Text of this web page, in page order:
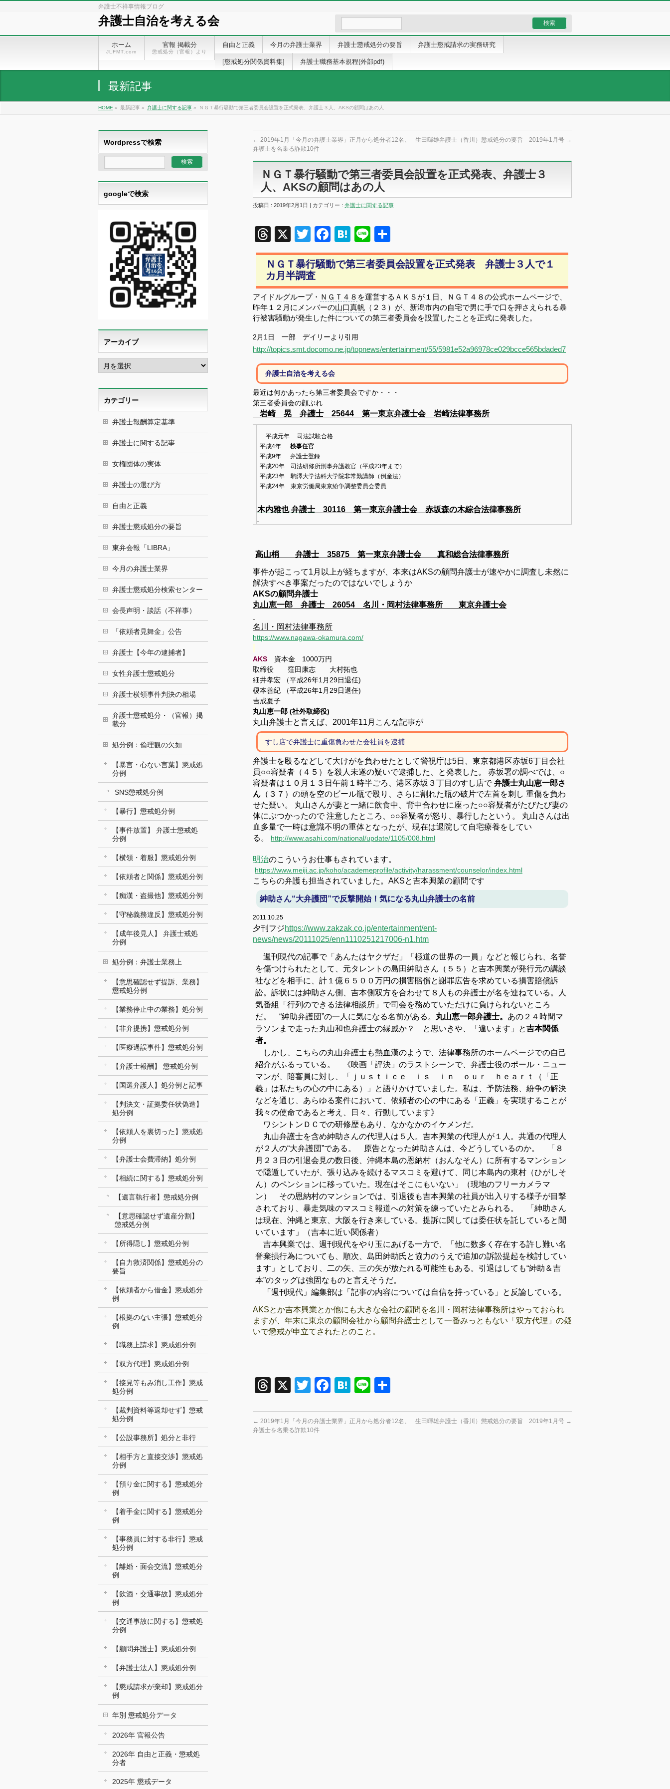
弁護士不祥事情報ブログ
弁護士自治を考える会
ホーム
JLFMT.com
官報 掲載分
懲戒処分（官報）より
自由と正義 今月の弁護士業界 弁護士懲戒処分の要旨 弁護士懲戒請求の実務研究
[懲戒処分関係資料集] 弁護士職務基本規程(外部pdf)
最新記事
HOME » 最新記事 » 弁護士に関する記事 » ＮＧＴ暴行騒動で第三者委員会設置を正式発表、弁護士３人、AKSの顧問はあの人
← 2019年1月「今月の弁護士業界」正月から処分者12名、
弁護士を名乗る詐欺10件
生田暉雄弁護士（香川）懲戒処分の要旨 2019年1月号 →
ＮＧＴ暴行騒動で第三者委員会設置を正式発表、弁護士３
人、AKSの顧問はあの人
投稿日 : 2019年2月1日 | カテゴリー : 弁護士に関する記事
Threads
X TwitterFacebook
Hatena
Line
有
ＮＧＴ暴行騒動で第三者委員会設置を正式発表 弁護士３人で１
カ月半調査
アイドルグループ・ ＮＧＴ４８ を運営するＡＫＳが１日、ＮＧＴ４８の公式ホームページで、
昨年１２月にメンバーの山口真帆 （２３）が、新潟市内の自宅で男に手で口を押さえられる暴
行被害騒動が発生した件についての第三者委員会を設置したことを正式に発表した。
2月1日 一部 デイリーより引用
http://topics.smt.docomo.ne.jp/topnews/entertainment/55/5981e52a96978ce029bcce565bdaded7
弁護士自治を考える会
最近は何かあったら第三者委員会ですか・・・
第三者委員会の顔ぶれ
岩崎 晃 弁護士 25644 第一東京弁護士会 岩崎法律事務所
平成元年
司法試験合格
平成4年
検事任官
平成9年
弁護士登録
平成20年 司法研修所刑事弁護教官（平成23年まで）
平成23年 駒澤大学法科大学院非常勤講師（倒産法）
平成24年 東京労働局東京紛争調整委員会委員
木内雅也 弁護士 30116 第一東京弁護士会 赤坂森の木綜合法律事務所
高山梢 弁護士 35875 第一東京弁護士会 真和総合法律事務所
事件が起こって1月以上が経ちますが、本来はAKSの顧問弁護士が速やかに調査し未然に
解決すべき事案だったのではないでしょうか
AKSの顧問弁護士
丸山恵一郎 弁護士 26054 名川・岡村法律事務所 東京弁護士会
名川・岡村法律事務所
https://www.nagawa-okamura.com/
AKS 資本金 1000万円
取締役 窪田康志 大村拓也
細井孝宏 （平成26年1月29日退任)
榎本善紀 （平成26年1月29日退任)
吉成夏子
丸山恵一郎 (社外取締役)
丸山弁護士と言えば、2001年11月こんな記事が
すし店で弁護士に重傷負わせた会社員を逮捕
弁護士を殴るなどして大けがを負わせたとして警視庁は5日、東京都港区赤坂6丁目会社
員○○容疑者（４５）を殺人未遂の疑いで逮捕した、と発表した。
赤坂署の調べでは、○
容疑者は１０月１３日午前１時半ごろ、港区赤坂３丁目のすし店で 弁護士丸山恵一郎さ
ん （３７）の頭を空のビール瓶で殴り、さらに割れた瓶の破片で左首を刺し 重傷を負わ
せた疑い。
丸山さんが妻と一緒に飲食中、背中合わせに座った○○容疑者がたびたび妻の
体にぶつかったので 注意したところ、○○容疑者が怒り、暴行したという。
丸山さんは出
血多量で一時は意識不明の重体となったが、現在は退院して自宅療養をしてい
る。
http://www.asahi.com/national/update/1105/008.html
明治のこういうお仕事もされています。
https://www.meiji.ac.jp/koho/academeprofile/activity/harassment/counselor/index.html
こちらの弁護も担当されていました。 AKSと吉本興業の顧問です
紳助さん“大弁護団”で反撃開始！気になる丸山弁護士の名前
2011.10.25
夕刊フジhttps://www.zakzak.co.jp/entertainment/ent-
news/news/20111025/enn1110251217006-n1.htm
週刊現代の記事で「あんたはヤクザだ」「極道の世界の一員」などと報じられ、名誉
を傷つけられたとして、元タレントの島田紳助さん（５５）と吉本興業が発行元の講談
社などを相手に、計１億６５００万円の損害賠償と謝罪広告を求めている損害賠償訴
訟。訴状には紳助さん側、吉本側双方を合わせて８人もの弁護士が名を連ねている。人
気番組「行列のできる法律相談所」で司会を務めていただけに負けられないところ
だ。 “紳助弁護団”の一人に気になる名前がある。 丸山恵一郎弁護士。 あの２４時間マ
ラソンまで走った丸山和也弁護士の縁戚か？ と思いきや、「違います」と吉本関係
者。
しかし、こちらの丸山弁護士も熱血漢のようで、法律事務所のホームページでの自己
紹介がふるっている。 《映画「評決」のラストシーンで、弁護士役のポール・ニュー
マンが、陪審員に対し、「ｊｕｓｔｉｃｅ ｉｓ ｉｎ ｏｕｒ ｈｅａｒｔ（「正
義」は私たちの心の中にある）」と語りかけていました。私は、予防法務、紛争の解決
などを通じ、あらゆる案件において、依頼者の心の中にある「正義」を実現することが
我々の使命であると考え、日々、行動しています》
ワシントンＤＣでの研修歴もあり、なかなかのイケメンだ。
丸山弁護士を含め紳助さんの代理人は５人。吉本興業の代理人が１人。共通の代理人
が２人の“大弁護団”である。 原告となった紳助さんは、今どうしているのか。 「８
月２３日の引退会見の数日後、沖縄本島の恩納村（おんなそん）に所有するマンション
で隠遁していたが、張り込みを続けるマスコミを避けて、同じ本島内の東村（ひがしそ
ん）のペンションに移っていた。現在はそこにもいない」（現地のフリーカメラマ
ン） その恩納村のマンションでは、引退後も吉本興業の社員が出入りする様子が目撃
されており、暴走気味のマスコミ報道への対策を練っていたとみられる。 「紳助さん
は現在、沖縄と東京、大阪を行き来している。提訴に関しては委任状を託していると聞
いています」（吉本に近い関係者）
吉本興業では、週刊現代をやり玉にあげる一方で、「他に数多く存在する許し難い名
誉棄損行為についても、順次、島田紳助氏と協力のうえで追加の訴訟提起を検討してい
ます」としており、二の矢、三の矢が放たれる可能性もある。引退はしても“紳助＆吉
本”のタッグは強固なものと言えそうだ。
「週刊現代」編集部は「記事の内容については自信を持っている」と反論している。
AKSとか吉本興業とか他にも大きな会社の顧問を名川・岡村法律事務所はやっておられ
ますが、年末に東京の顧問会社から顧問弁護士として一番みっともない「双方代理」の疑
いで懲戒が申立てされたとのこと。
Threads
X TwitterFacebook
Hatena
Line
← 2019年1月「今月の弁護士業界」正月から処分者12名、
弁護士を名乗る詐欺10件
生田暉雄弁護士（香川）懲戒処分の要旨 2019年1月号 →
Wordpressで検索
googleで検索
アーカイブ
ア
ー
イ
ブカテゴリー
弁護士報酬算定基準
弁護士に関する記事
女権団体の実体
弁護士の選び方
自由と正義
弁護士懲戒処分の要旨
東弁会報「LIBRA」
今月の弁護士業界
弁護士懲戒処分検索センター
会長声明・談話（不祥事）
「依頼者見舞金」公告
弁護士【今年の逮捕者】
女性弁護士懲戒処分
弁護士横領事件判決の相場
弁護士懲戒処分・（官報）掲
載分
処分例：倫理観の欠如
【暴言・心ない言葉】懲戒処
分例
SNS懲戒処分例
【暴行】懲戒処分例
【事件放置】 弁護士懲戒処
分例
【横領・着服】懲戒処分例
【依頼者と関係】懲戒処分例
【痴漢・盗撮他】懲戒処分例
【守秘義務違反】懲戒処分例
【成年後見人】 弁護士戒処
分例
処分例：弁護士業務上
【意思確認せず提訴、業務】
懲戒処分例
【業務停止中の業務】処分例
【非弁提携】懲戒処分例
【医療過誤事件】懲戒処分例
【弁護士報酬】 懲戒処分例
【国選弁護人】処分例と記事
【判決文・証拠委任状偽造】
処分例
【依頼人を裏切った】懲戒処
分例
【弁護士会費滞納】処分例
【相続に関する】懲戒処分例
【遺言執行者】懲戒処分例
【意思確認せず遺産分割】
懲戒処分例
【所得隠し】懲戒処分例
【自力救済関係】懲戒処分の
要旨
【依頼者から借金】懲戒処分
例
【根拠のない主張】懲戒処分
例
【職務上請求】懲戒処分例
【双方代理】懲戒処分例
【接見等もみ消し工作】懲戒
処分例
【裁判資料等返却せず】懲戒
処分例
【公設事務所】処分と非行
【相手方と直接交渉】懲戒処
分例
【預り金に関する】懲戒処分
例
【着手金に関する】懲戒処分
例
【事務員に対する非行】懲戒
処分例
【離婚・面会交流】懲戒処分
例
【飲酒・交通事故】懲戒処分
例
【交通事故に関する】懲戒処
分例
【顧問弁護士】懲戒処分例
【弁護士法人】懲戒処分例
【懲戒請求が棄却】懲戒処分
例
年別 懲戒処分データ
2026年 官報公告
2026年 自由と正義・懲戒処
分者
2025年 懲戒データ